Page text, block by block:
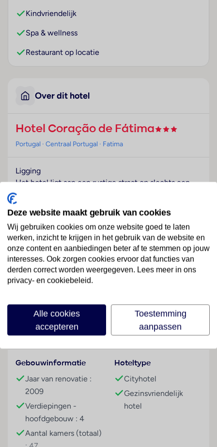
Kindvriendelijk
Spa & wellness
Restaurant op locatie
Over dit hotel
Hotel Coração de Fátima
Portugal · Centraal Portugal · Fatima
Ligging
Het hotel ligt aan een rustige straat op slechts een
minuut wandelen van het heiligdom van Fátima. Het
ligt vlakbij de kerk van de Heilige Drie-Eenheid, het
toeristisch informatiebureau en naast het
postkantoor. Het hotel ligt op slechts vijf minuten
wandelen van het busstation van Fátima en op
ongeveer 2,5 km afstand van het treinstation. De zee
ligt op ongeveer 5 km afstand en tot de andere
interessante bestemmingen in de directe omgeving
behoren het kasteel Ourém (ongeveer 1,3 km),
en Tomar (ongeveer 3,5 km afstand). De
internationale luchthaven Lissabon ligt op ongeveer
120 km afstand.
Het hotel biedt op 4 verdiepingen 47 niet-
rokerskamers die met een lift bereikbaar zijn. De
receptie is 24 uur per dag geopend. Tot de faciliteiten
van het verblijf behoren een bagagedepot, een kluis
en een geldautomaat. Via Wi-Fi hebben de gasten
toegang tot het internet. De tourdesk biedt
ondersteuning bij het boeken van excursies. Het hotel
Faciliteiten
Gebouwinformatie
Jaar van renovatie :
2009
Verdiepingen -
hoofdgebouw : 4
Aantal kamers (totaal)
Hoteltype
Cityhotel
Gezinsvriendelijk
hotel
Deze website maakt gebruik van cookies
Wij gebruiken cookies om onze website goed te laten
werken, inzicht te krijgen in het gebruik van de website en
onze content en aanbiedingen beter af te stemmen op jouw
interesses. Ook zorgen cookies ervoor dat functies van
derden correct worden weergegeven. Lees meer in ons
privacy- en cookiebeleid.
Alle cookies
accepteren
Toestemming
aanpassen